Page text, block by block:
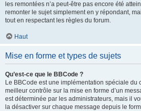
les remontées n’a peut-être pas encore été
remonter le sujet simplement en y répondant,
tout en respectant les règles du forum.
Haut
Mise en forme et types de sujets
Qu’est-ce que le BBCode ?
Le BBCode est une implémentation spéciale du
meilleur contrôle sur la mise en forme d’un
est déterminée par les administrateurs, mais il
la désactiver sur chaque message depuis le